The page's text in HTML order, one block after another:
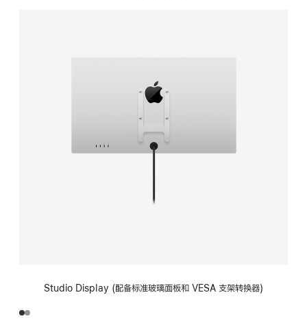
Studio Display (配备标准玻璃面板和 VESA 支架转换器)